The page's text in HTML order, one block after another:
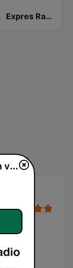
Expres Radio
COLOR Music Radio en vivo